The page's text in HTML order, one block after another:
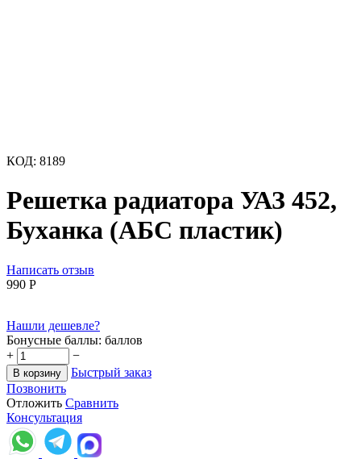
КОД: 8189
Решетка радиатора УАЗ 452,
Буханка (АБС пластик)
Написать отзыв
‍990‍ Р
Нашли дешевле?
Бонусные баллы: баллов
+
−
В корзину
Быстрый заказ
Позвонить
Отложить Сравнить
Консультация